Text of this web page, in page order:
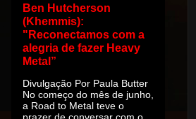
Ben Hutcherson
(Khemmis):
"Reconectamos com a
alegria de fazer Heavy
Metal”
Divulgação Por Paula Butter
No começo do mês de junho,
a Road to Metal teve o